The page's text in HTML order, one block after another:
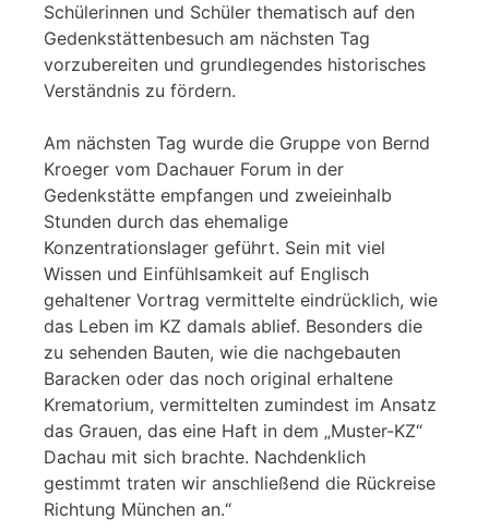
Schülerinnen und Schüler thematisch auf den
Gedenkstättenbesuch am nächsten Tag
vorzubereiten und grundlegendes historisches
Verständnis zu fördern.
Am nächsten Tag wurde die Gruppe von Bernd
Kroeger vom Dachauer Forum in der
Gedenkstätte empfangen und zweieinhalb
Stunden durch das ehemalige
Konzentrationslager geführt. Sein mit viel
Wissen und Einfühlsamkeit auf Englisch
gehaltener Vortrag vermittelte eindrücklich, wie
das Leben im KZ damals ablief. Besonders die
zu sehenden Bauten, wie die nachgebauten
Baracken oder das noch original erhaltene
Krematorium, vermittelten zumindest im Ansatz
das Grauen, das eine Haft in dem „Muster-KZ“
Dachau mit sich brachte. Nachdenklich
gestimmt traten wir anschließend die Rückreise
Richtung München an.“